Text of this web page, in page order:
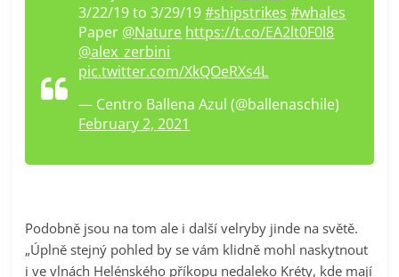
3/22/19 to 3/29/19#shipstrikes #whales
Paper @Nature https://t.co/EA2lt0F0l8
@alex_zerbini
pic.twitter.com/XkQOeRXs4L
— Centro Ballena Azul (@ballenaschile)
February 2, 2021
Podobně jsou na tom ale i další velryby jinde na světě.
„Úplně stejný pohled by se vám klidně mohl naskytnout
i ve vlnách Helénského příkopu nedaleko Kréty, kde mají